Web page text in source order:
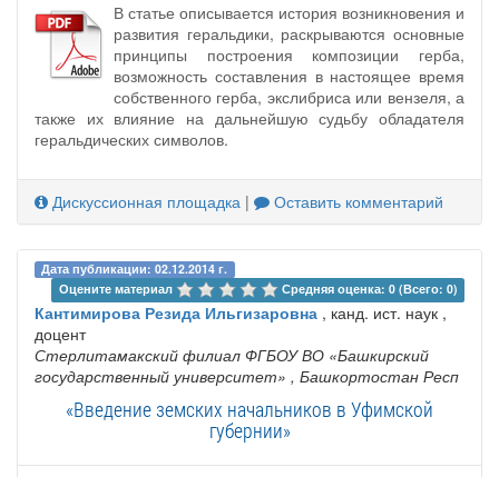
В статье описывается история возникновения и
развития геральдики, раскрываются основные
принципы построения композиции герба,
возможность составления в настоящее время
собственного герба, экслибриса или вензеля, а
также их влияние на дальнейшую судьбу обладателя
геральдических символов.
Дискуссионная площадка | Оставить комментарий
Дата публикации: 02.12.2014 г.
Оцените материал
Средняя оценка: 0 (Всего: 0)
Кантимирова Резида Ильгизаровна , канд. ист. наук ,
доцент
Стерлитамакский филиал ФГБОУ ВО «Башкирский
государственный университет» , Башкортостан Респ
«Введение земских начальников в Уфимской
губернии»